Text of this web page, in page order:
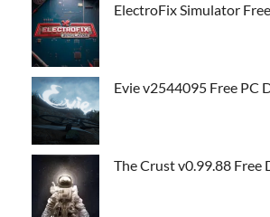
ElectroFix Simulator
Evie v2544095 Free PC
The Crust v0.99.88 Free